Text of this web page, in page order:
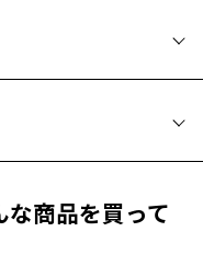
こちら
ブランドディレクターと
。
ル、独自のロゴやグラフ
常に新たな魅力を発信。
力し、新しい価値を創造
を知りたい方へ
証
」をお選びのうえ、
い求めください。
ズ交換券」はお選び
商品を買って